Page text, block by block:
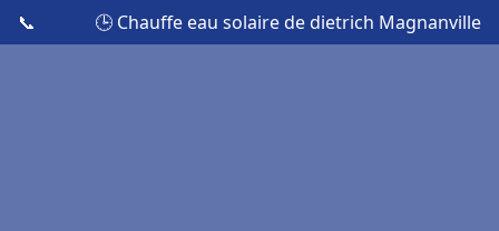
📞 🕒 Chauffe eau solaire de dietrich Magnanville